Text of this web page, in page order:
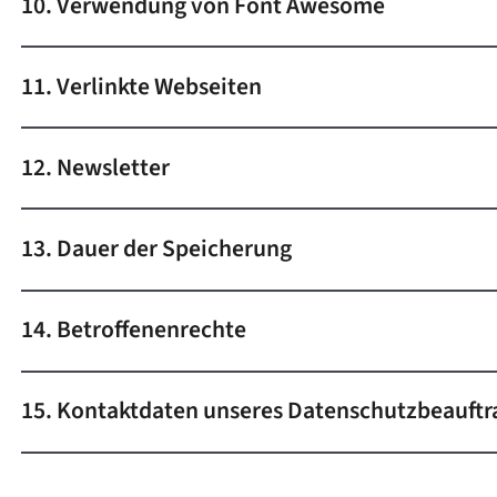
11. Verlinkte Webseiten
12. Newsletter
13. Dauer der Speicherung
14. Betroffenenrechte
15. Kontaktdaten unseres